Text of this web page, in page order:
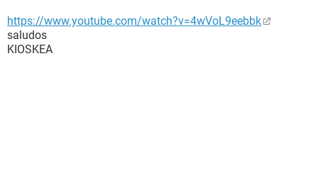
https://www.youtube.com/watch?v=4wVoL9eebbk
saludos
KIOSKEA